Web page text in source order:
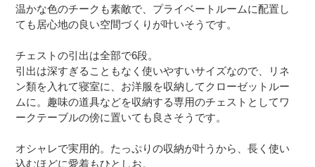
温かな色のチークも素敵で、プライベートルームに配置し
ても居心地の良い空間づくりが叶いそうです。
チェストの引出は全部で6段。
引出は深すぎることもなく使いやすいサイズなので、リネ
ン類を入れて寝室に、お洋服を収納してクローゼットルー
ムに。趣味の道具などを収納する専用のチェストとしてワ
ークテーブルの傍に置いても良さそうです。
オシャレで実用的。たっぷりの収納が叶うから、長く使い
込むほどに愛着もひとしお。